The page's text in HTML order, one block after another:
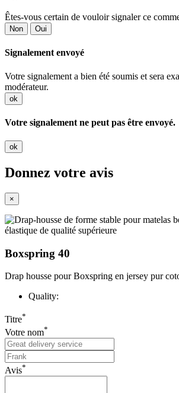
Êtes-vous certain de vouloir signaler ce
Non Oui
Signalement envoyé
Votre signalement a bien été soumis et sera
modérateur.
ok
Votre signalement ne peut pas être envoyé.
ok
Donnez votre avis
×
Boxspring 40
Drap housse pour Boxspring en jersey pur
Quality:
Titre*
Votre nom*
Avis*